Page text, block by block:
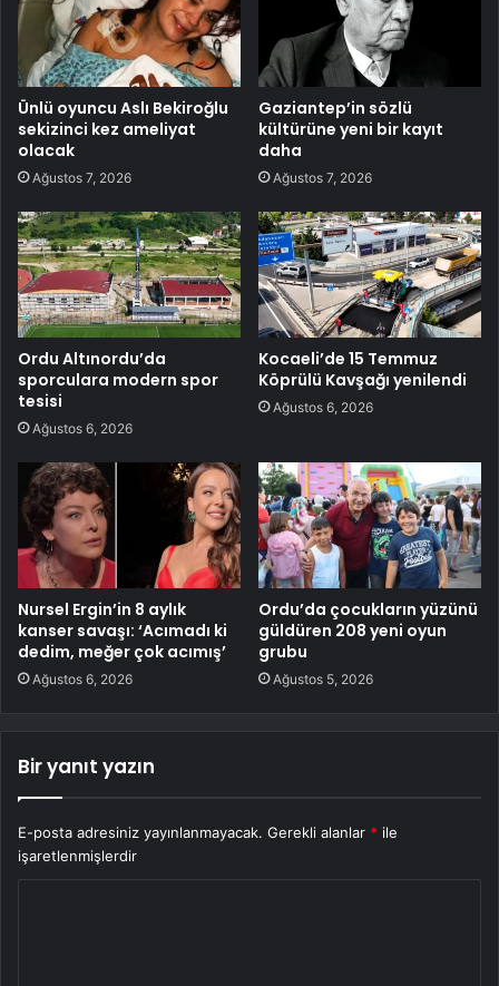
Ünlü oyuncu Aslı Bekiroğlu
sekizinci kez ameliyat
olacak
Ağustos 7, 2026
Gaziantep’in sözlü
kültürüne yeni bir kayıt
daha
Ağustos 7, 2026
Ordu Altınordu’da
sporculara modern spor
tesisi
Ağustos 6, 2026
Kocaeli’de 15 Temmuz
Köprülü Kavşağı yenilendi
Ağustos 6, 2026
Nursel Ergin’in 8 aylık
kanser savaşı: ‘Acımadı ki
dedim, meğer çok acımış’
Ağustos 6, 2026
Ordu’da çocukların yüzünü
güldüren 208 yeni oyun
grubu
Ağustos 5, 2026
Bir yanıt yazın
E-posta adresiniz yayınlanmayacak. Gerekli alanlar * ile
işaretlenmişlerdir